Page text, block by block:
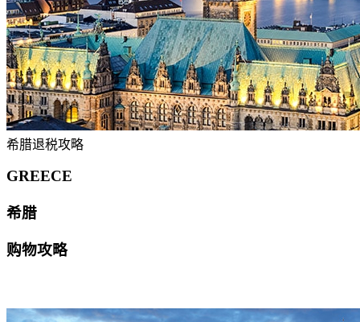
希腊退税攻略
GREECE
希腊
购物攻略